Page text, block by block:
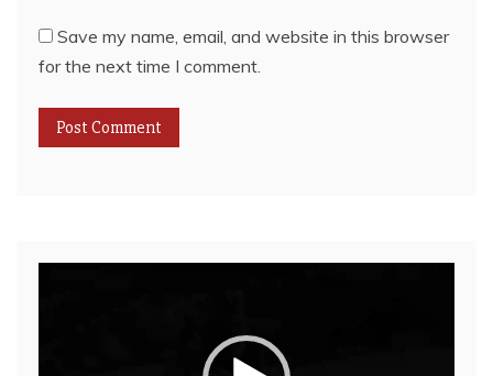
Save my name, email, and website in this browser
for the next time I comment.